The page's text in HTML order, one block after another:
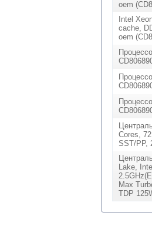
oem
Intel
cache,
oem
Cores,
SST/PP,
Lake,
Max
TDP